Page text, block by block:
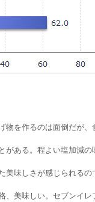
物を作るのは面倒だが
がある。程よい塩加減
美味しさが感じられる
、美味しい。セブンイレ